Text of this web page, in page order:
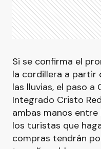
Si se confirma el
la cordillera a partir
las lluvias, el paso a
Integrado Cristo
ambas manos entre
los turistas que
compras tendrán